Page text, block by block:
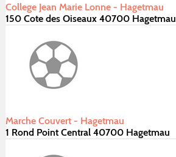
College Jean Marie Lonne - Hagetmau
150 Cote des Oiseaux 40700 Hagetmau
Marche Couvert - Hagetmau
1 Rond Point Central 40700 Hagetmau